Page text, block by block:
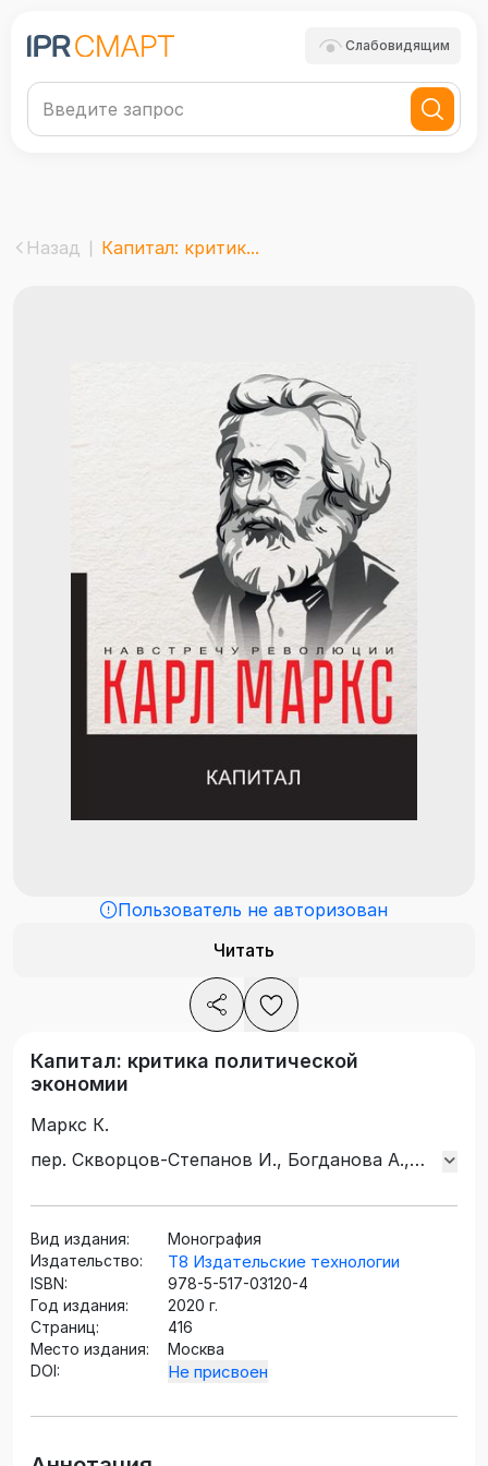
Слабовидящим
Назад Капитал: критик...
Пользователь не авторизован
Читать
Капитал: критика политической
экономии
Маркс К.
пер. Скворцов-Степанов И., Богданова А.,
Вид издания:
Монография
Издательство:
Т8 Издательские технологии
ISBN:
978-5-517-03120-4
Год издания:
2020 г.
Страниц:
416
Место издания:
Москва
DOI:
Не присвоен